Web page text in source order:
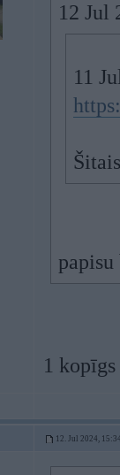
12 Jul
11
1
12. Jul 2024,